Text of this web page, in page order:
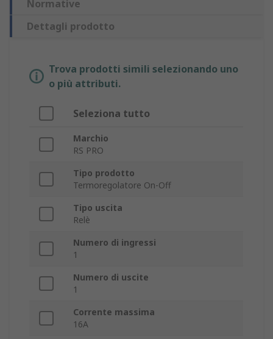
Normative
Dettagli prodotto
Trova prodotti simili selezionando uno
o più attributi.
Seleziona tutto
Marchio
RS PRO
Tipo prodotto
Termoregolatore On-Off
Tipo uscita
Relè
Numero di ingressi
1
Numero di uscite
1
Corrente massima
16A